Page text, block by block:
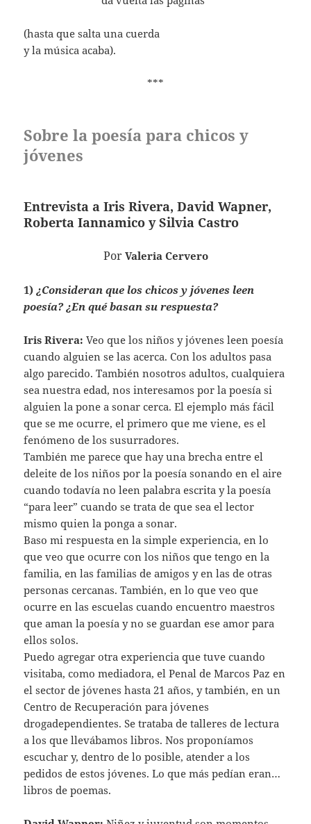
(hasta que salta una cuerda
y la música acaba).
***
Sobre la poesía para chicos y
jóvenes
Entrevista a Iris Rivera, David Wapner,
Roberta Iannamico y Silvia Castro
Por Valeria Cervero
1)¿Consideran que los chicos y jóvenes leen
poesía? ¿En qué basan su respuesta?
Iris Rivera: Veo que los niños y jóvenes leen poesía
cuando alguien se las acerca. Con los adultos pasa
algo parecido. También nosotros adultos, cualquiera
sea nuestra edad, nos interesamos por la poesía si
alguien la pone a sonar cerca. El ejemplo más fácil
que se me ocurre, el primero que me viene, es el
fenómeno de los susurradores.
También me parece que hay una brecha entre el
deleite de los niños por la poesía sonando en el aire
cuando todavía no leen palabra escrita y la poesía
“para leer” cuando se trata de que sea el lector
mismo quien la ponga a sonar.
Baso mi respuesta en la simple experiencia, en lo
que veo que ocurre con los niños que tengo en la
familia, en las familias de amigos y en las de otras
personas cercanas. También, en lo que veo que
ocurre en las escuelas cuando encuentro maestros
que aman la poesía y no se guardan ese amor para
ellos solos.
Puedo agregar otra experiencia que tuve cuando
visitaba, como mediadora, el Penal de Marcos Paz en
el sector de jóvenes hasta 21 años, y también, en un
Centro de Recuperación para jóvenes
drogadependientes. Se trataba de talleres de lectura
a los que llevábamos libros. Nos proponíamos
escuchar y, dentro de lo posible, atender a los
pedidos de estos jóvenes. Lo que más pedían eran…
libros de poemas.